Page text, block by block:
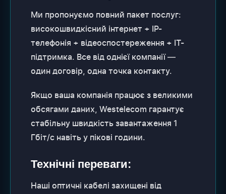
Ми пропонуємо повний пакет послуг:
високошвидкісний інтернет + IP-
телефонія + відеоспостереження + IT-
підтримка. Все від однієї компанії —
один договір, одна точка контакту.
Якщо ваша компанія працює з великими
обсягами даних, Westelecom гарантує
стабільну швидкість завантаження 1
Гбіт/с навіть у пікові години.
Технічні переваги:
Наші оптичні кабелі захищені від